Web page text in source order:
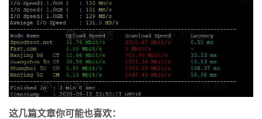
这几篇文章你可能也喜欢：